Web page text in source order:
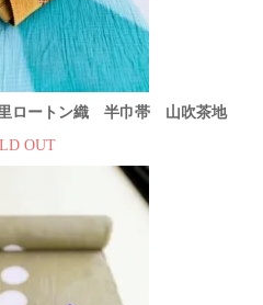
ロートン織 半巾帯 山吹茶地
OUT